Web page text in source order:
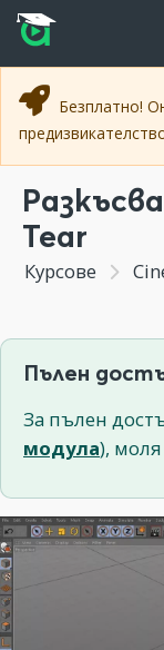
Прескочи към
Прескочи към
Безплатно!
Tear
Курсове
Пълен
За пълен
модула), моля